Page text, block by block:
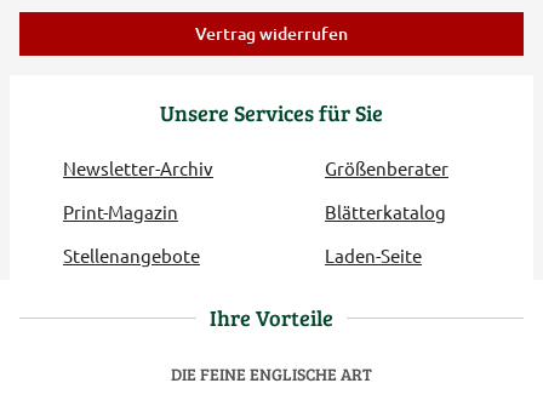
Unsere Services für Sie
Newsletter-Archiv
Größenberater
Print-Magazin
Blätterkatalog
Stellenangebote
Laden-Seite
Vertrag widerrufen
Ihre Vorteile
DIE FEINE ENGLISCHE ART